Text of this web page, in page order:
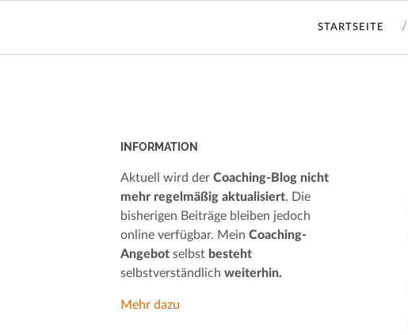
STARTSEITE
INFORMATION
Aktuell wird der Coaching-Blog nicht
mehr regelmäßig aktualisiert. Die
bisherigen Beiträge bleiben jedoch
online verfügbar. Mein Coaching-
Angebot selbst besteht
selbstverständlich weiterhin.
Mehr dazu